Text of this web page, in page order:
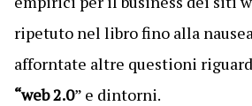
ripetuto nel libro fino alla
afforntate altre questioni
“web 2.0” e dintorni.